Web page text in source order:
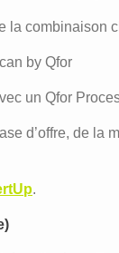
la combinaison
by Qfor
un Qfor
d’offre, de la
.